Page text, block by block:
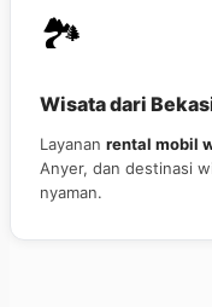
🏞️
Wisata dari
Layanan rental mobil
Anyer, dan destinasi
nyaman.